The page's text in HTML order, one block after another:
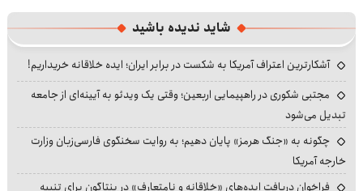
شاید ندیده باشید
آشکارترین اعتراف آمریکا به شکست در برابر ایران؛ ایده خلاقانه خریداریم!
مجتبی شکوری در راهپیمایی اربعین؛ وقتی یک ویدئو به آیینه‌ای از جامعه
تبدیل می‌شود
چگونه به «جنگ هرمز» پایان دهیم؛ به روایت سخنگوی فارسی‌زبان وزارت
خارجه آمریکا
فراخوان دریافت ایده‌های «خلاقانه و نامتعارف» در پنتاگون برای تنبیه